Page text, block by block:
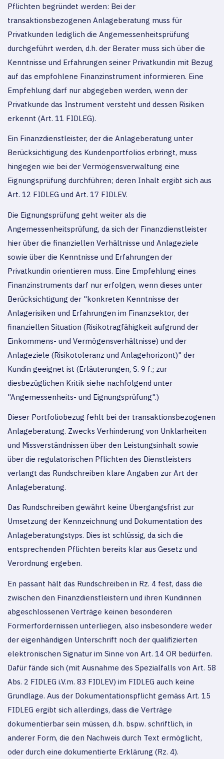
Pflichten begründet werden: Bei der
transaktionsbezogenen Anlageberatung muss für
Privatkunden lediglich die Angemessenheitsprüfung
durchgeführt werden, d.h. der Berater muss sich über die
Kenntnisse und Erfahrungen seiner Privatkundin mit Bezug
auf das empfohlene Finanzinstrument informieren. Eine
Empfehlung darf nur abgegeben werden, wenn der
Privatkunde das Instrument versteht und dessen Risiken
erkennt (Art. 11 FIDLEG).
Ein Finanzdienstleister, der die Anlageberatung unter
Berücksichtigung des Kundenportfolios erbringt, muss
hingegen wie bei der Vermögensverwaltung eine
Eignungsprüfung durchführen; deren Inhalt ergibt sich aus
Art. 12 FIDLEG und Art. 17 FIDLEV.
Die Eignungsprüfung geht weiter als die
Angemessenheitsprüfung, da sich der Finanzdienstleister
hier über die finanziellen Verhältnisse und Anlageziele
sowie über die Kenntnisse und Erfahrungen der
Privatkundin orientieren muss. Eine Empfehlung eines
Finanzinstruments darf nur erfolgen, wenn dieses unter
Berücksichtigung der "konkreten Kenntnisse der
Anlagerisiken und Erfahrungen im Finanzsektor, der
finanziellen Situation (Risikotragfähigkeit aufgrund der
Einkommens- und Vermögensverhältnisse) und der
Anlageziele (Risikotoleranz und Anlagehorizont)" der
Kundin geeignet ist (Erläuterungen, S. 9 f.; zur
diesbezüglichen Kritik siehe nachfolgend unter
"Angemessenheits- und Eignungsprüfung".)
Dieser Portfoliobezug fehlt bei der transaktionsbezogenen
Anlageberatung. Zwecks Verhinderung von Unklarheiten
und Missverständnissen über den Leistungsinhalt sowie
über die regulatorischen Pflichten des Dienstleisters
verlangt das Rundschreiben klare Angaben zur Art der
Anlageberatung.
Das Rundschreiben gewährt keine Übergangsfrist zur
Umsetzung der Kennzeichnung und Dokumentation des
Anlageberatungstyps. Dies ist schlüssig, da sich die
entsprechenden Pflichten bereits klar aus Gesetz und
Verordnung ergeben.
En passant hält das Rundschreiben in Rz. 4 fest, dass die
zwischen den Finanzdienstleistern und ihren Kundinnen
abgeschlossenen Verträge keinen besonderen
Formerfordernissen unterliegen, also insbesondere weder
der eigenhändigen Unterschrift noch der qualifizierten
elektronischen Signatur im Sinne von Art. 14 OR bedürfen.
Dafür fände sich (mit Ausnahme des Spezialfalls von Art. 58
Abs. 2 FIDLEG i.V.m. 83 FIDLEV) im FIDLEG auch keine
Grundlage. Aus der Dokumentationspflicht gemäss Art. 15
FIDLEG ergibt sich allerdings, dass die Verträge
dokumentierbar sein müssen, d.h. bspw. schriftlich, in
anderer Form, die den Nachweis durch Text ermöglicht,
oder durch eine dokumentierte Erklärung (Rz. 4).